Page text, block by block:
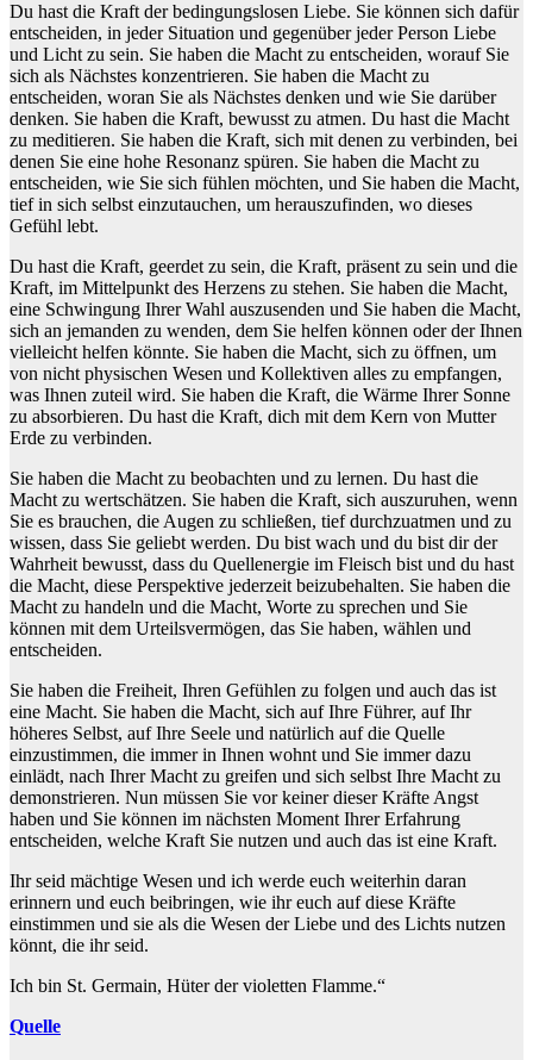
Du hast die Kraft der bedingungslosen Liebe. Sie können sich dafür
entscheiden, in jeder Situation und gegenüber jeder Person Liebe
und Licht zu sein. Sie haben die Macht zu entscheiden, worauf Sie
sich als Nächstes konzentrieren. Sie haben die Macht zu
entscheiden, woran Sie als Nächstes denken und wie Sie darüber
denken. Sie haben die Kraft, bewusst zu atmen. Du hast die Macht
zu meditieren. Sie haben die Kraft, sich mit denen zu verbinden, bei
denen Sie eine hohe Resonanz spüren. Sie haben die Macht zu
entscheiden, wie Sie sich fühlen möchten, und Sie haben die Macht,
tief in sich selbst einzutauchen, um herauszufinden, wo dieses
Gefühl lebt.
Du hast die Kraft, geerdet zu sein, die Kraft, präsent zu sein und die
Kraft, im Mittelpunkt des Herzens zu stehen. Sie haben die Macht,
eine Schwingung Ihrer Wahl auszusenden und Sie haben die Macht,
sich an jemanden zu wenden, dem Sie helfen können oder der Ihnen
vielleicht helfen könnte. Sie haben die Macht, sich zu öffnen, um
von nicht physischen Wesen und Kollektiven alles zu empfangen,
was Ihnen zuteil wird. Sie haben die Kraft, die Wärme Ihrer Sonne
zu absorbieren. Du hast die Kraft, dich mit dem Kern von Mutter
Erde zu verbinden.
Sie haben die Macht zu beobachten und zu lernen. Du hast die
Macht zu wertschätzen. Sie haben die Kraft, sich auszuruhen, wenn
Sie es brauchen, die Augen zu schließen, tief durchzuatmen und zu
wissen, dass Sie geliebt werden. Du bist wach und du bist dir der
Wahrheit bewusst, dass du Quellenergie im Fleisch bist und du hast
die Macht, diese Perspektive jederzeit beizubehalten. Sie haben die
Macht zu handeln und die Macht, Worte zu sprechen und Sie
können mit dem Urteilsvermögen, das Sie haben, wählen und
entscheiden.
Sie haben die Freiheit, Ihren Gefühlen zu folgen und auch das ist
eine Macht. Sie haben die Macht, sich auf Ihre Führer, auf Ihr
höheres Selbst, auf Ihre Seele und natürlich auf die Quelle
einzustimmen, die immer in Ihnen wohnt und Sie immer dazu
einlädt, nach Ihrer Macht zu greifen und sich selbst Ihre Macht zu
demonstrieren. Nun müssen Sie vor keiner dieser Kräfte Angst
haben und Sie können im nächsten Moment Ihrer Erfahrung
entscheiden, welche Kraft Sie nutzen und auch das ist eine Kraft.
Ihr seid mächtige Wesen und ich werde euch weiterhin daran
erinnern und euch beibringen, wie ihr euch auf diese Kräfte
einstimmen und sie als die Wesen der Liebe und des Lichts nutzen
könnt, die ihr seid.
Ich bin St. Germain, Hüter der violetten Flamme.“
Quelle